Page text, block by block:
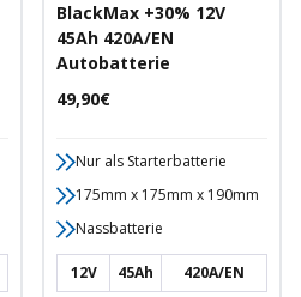
BlackMax +30% 12V
45Ah 420A/EN
Autobatterie
Angebotspreis
49,90€
Nur als Starterbatterie
175mm x 175mm x 190mm
Nassbatterie
12V 45Ah 420A/EN